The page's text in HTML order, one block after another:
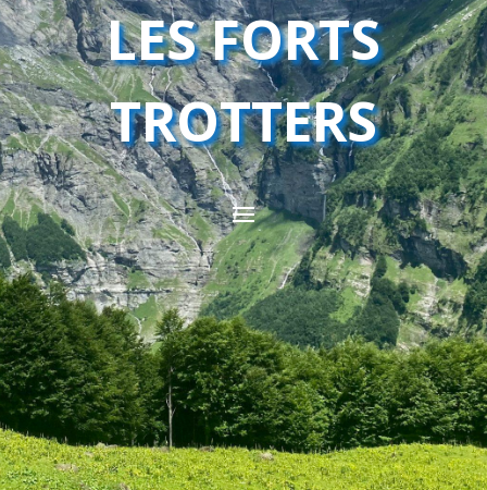
LES FORTS
TROTTERS